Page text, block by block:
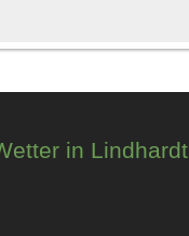
in Lindhardt